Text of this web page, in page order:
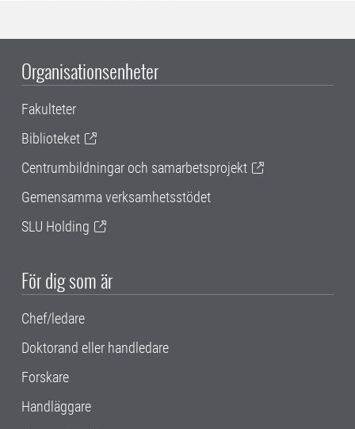
Organisationsenheter
Fakulteter
Biblioteket
Centrumbildningar och samarbetsprojekt
Gemensamma verksamhetsstödet
SLU Holding
För dig som är
Chef/ledare
Doktorand eller handledare
Forskare
Handläggare